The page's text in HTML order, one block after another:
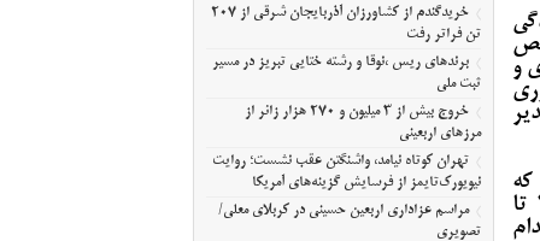
شخص
و
که
فاقد بیمه‌نامه شخص ثالث هستند، می‌توانند از روز شنبه ۱۶ خردادماه ۱۴۰۵ تا
استان
خریدگندم از کشاورزان آذربایجان شرقی از 207
تن فراتر رفت
برندهای ریس ،‌نوقا و رشته ختایی تبریز در مسیر
ثبت ملی
خروج بیش از ۳ میلیون و ۲۷۰ هزار زائر از
مرزهای اربعینی
تهران کوتاه نیامد، واشنگتن عقب نشست؛ روایت
نیویورک‌تایمز از فرسایش گزینه‌های آمریکا
مراسم عزاداری اربعین حسینی در کربلای معلی/
تصویری